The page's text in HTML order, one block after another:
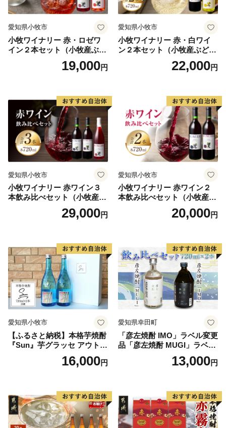
愛知県小牧市
小牧ワイナリー 赤・ロゼワ
イン２本セット（小牧産ぶど
19,000円
愛知県小牧市
小牧ワイナリー 赤・白ワイ
ン２本セット（小牧産ぶどう
22,000円
愛知県小牧市
小牧ワイナリー 赤ワイン３
本飲み比べセット（小牧産ぶ
どう100％使用）29,000円
愛知県小牧市
小牧ワイナリー 赤ワイン２
本飲み比べセット（小牧産ぶ
どう100％使用）20,000円
愛知県小牧市
【ふるさと納税】本格芋焼酎
『Sun』芋グラッセ アウトド
ア ソロキャンプ ベランピン
グ 巣ごもり 就労支援16,000円
愛知県幸田町
「彦左焼酎 IMO」ラベル変更
品「彦左焼酎 MUGI」ラベル
変更品 飲み比べ セット 合計
2本 720ml×各1本 25度 焼酎
13,000円